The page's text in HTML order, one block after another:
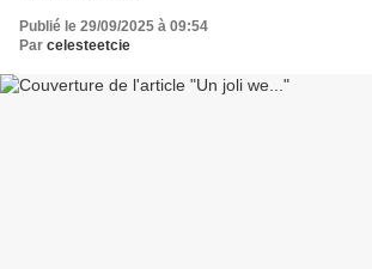
Publié le 29/09/2025 à 09:54
Par celesteetcie